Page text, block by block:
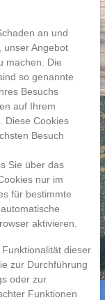
an und
unser Angebot
machen. Die
so genannte
Besuchs
auf Ihrem
Diese Cookies
Besuch
Sie über das
nur im
für bestimmte
aktivieren.
dieser
zur Durchführung
oder zur
Funktionen